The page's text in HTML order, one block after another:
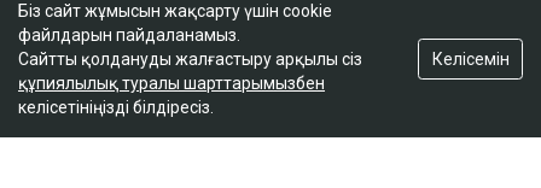
Жоба туралы
Сайт ережелері
Сайттағы жарнама
Байланыс
Редакциялық саясат
Біз сайт жұмысын жақсарту үшін cookie
файлдарын пайдаланамыз.
Сайтты қолдануды жалғастыру арқылы сіз
құпиялылық туралы шарттарымызбен
келісетініңізді білдіресіз.
Келісемін